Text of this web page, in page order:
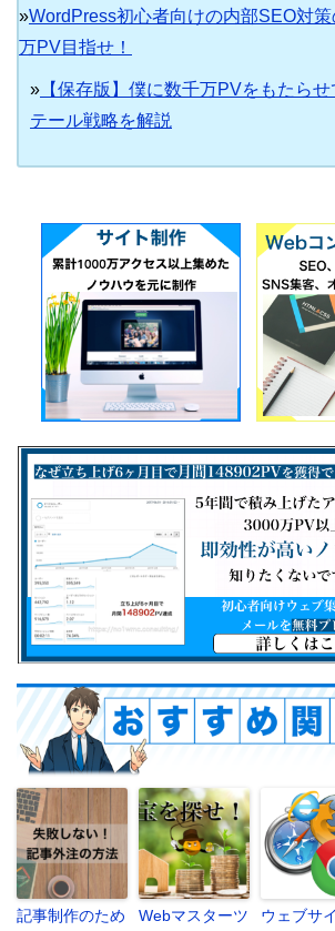
»WordPress初心者向けの内部SEO対
万PV目指せ！
» 【保存版】僕に数千万PVをもたら
テール戦略を解説
記事制作のため
Webマスターツ
ウェブサ